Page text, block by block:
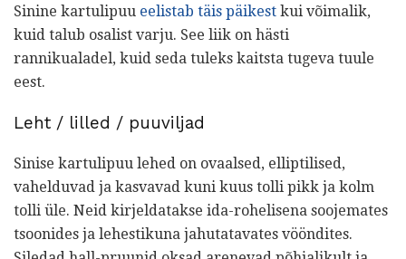
Sinine kartulipuu eelistab täis päikest kui võimalik,
kuid talub osalist varju. See liik on hästi
rannikualadel, kuid seda tuleks kaitsta tugeva tuule
eest.
Leht / lilled / puuviljad
Sinise kartulipuu lehed on ovaalsed, elliptilised,
vahelduvad ja kasvavad kuni kuus tolli pikk ja kolm
tolli üle. Neid kirjeldatakse ida-rohelisena soojemates
tsoonides ja lehestikuna jahutatavates vööndites.